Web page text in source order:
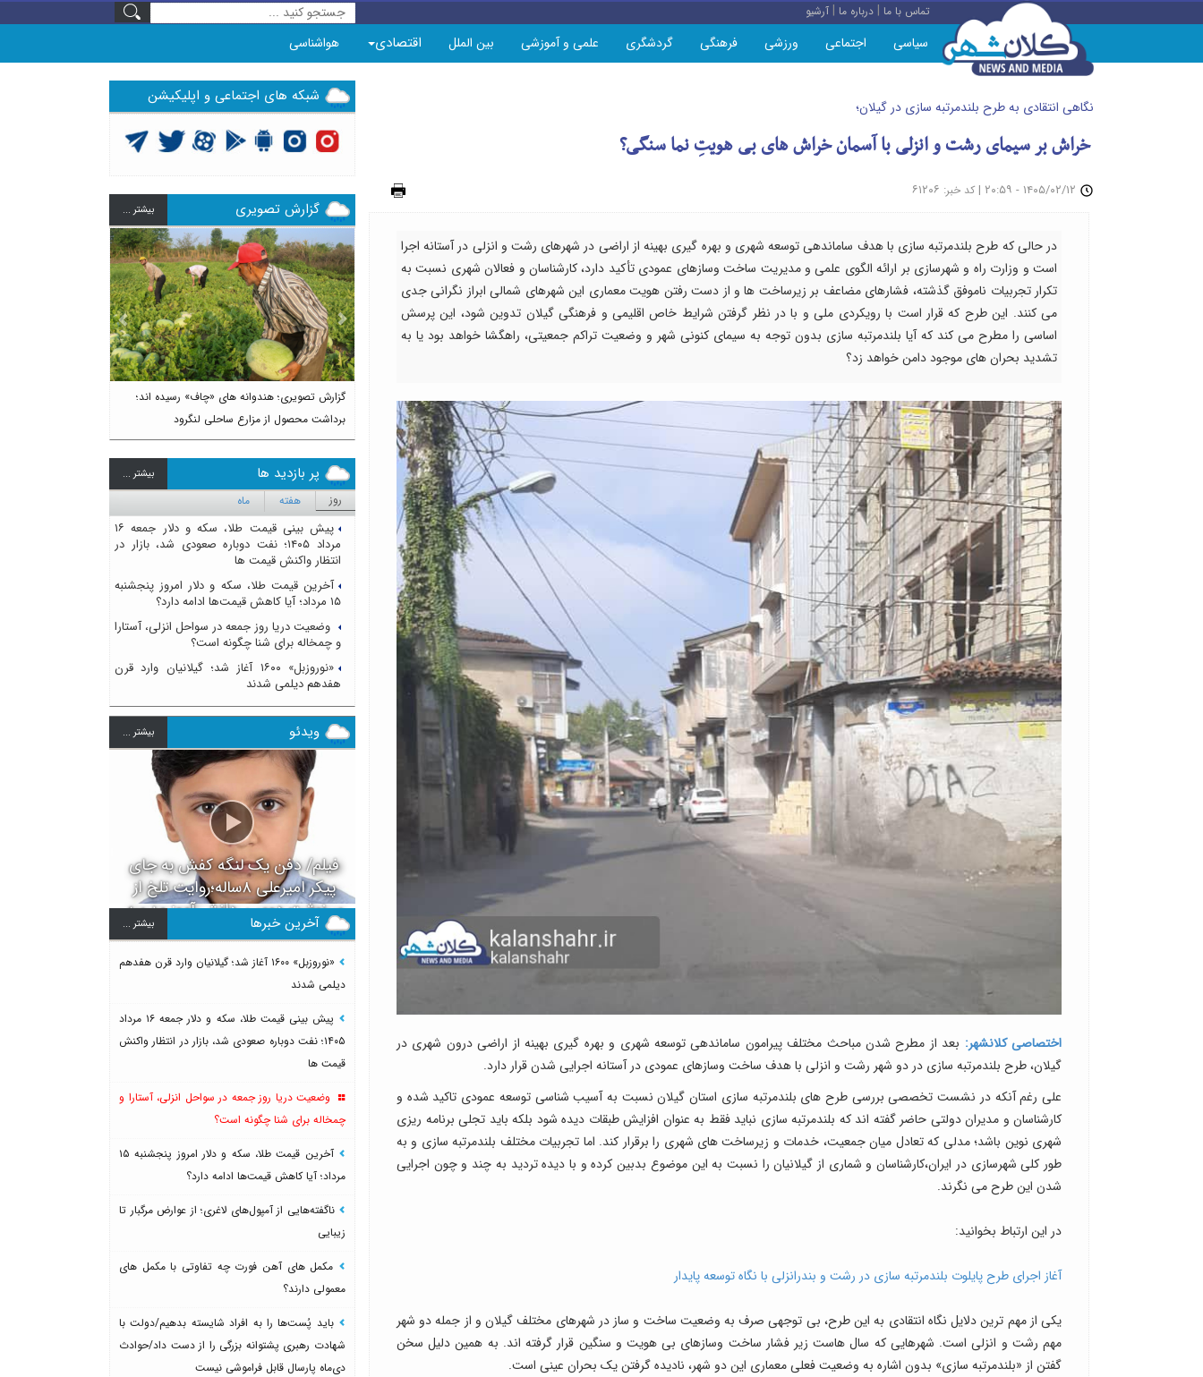
تماس با ما |درباره ما |آرشیو
سیاسی اجتماعی ورزشی فرهنگی گردشگری علمی و آموزشی بین الملل اقتصادی هواشناسی
نگاهی انتقادی به طرح بلندمرتبه سازی در گیلان؛
خراش بر سیمای رشت و انزلی با آسمان خراش های بی هویتِ نما سنگی؟
| کد خبر: ۶۱۲۰۶
در حالی که طرح بلندمرتبه سازی با هدف ساماندهی توسعه شهری و بهره گیری بهینه از اراضی در شهرهای رشت و انزلی در آستانه اجرا
است و وزارت راه و شهرسازی بر ارائه الگوی علمی و مدیریت ساخت وسازهای عمودی تأکید دارد، کارشناسان و فعالان شهری نسبت به
تکرار تجربیات ناموفق گذشته، فشارهای مضاعف بر زیرساخت ها و از دست رفتن هویت معماری این شهرهای شمالی ابراز نگرانی جدی
می کنند. این طرح که قرار است با رویکردی ملی و با در نظر گرفتن شرایط خاص اقلیمی و فرهنگی گیلان تدوین شود، این پرسش
اساسی را مطرح می کند که آیا بلندمرتبه سازی بدون توجه به سیمای کنونی شهر و وضعیت تراکم جمعیتی، راهگشا خواهد بود یا به
تشدید بحران های موجود دامن خواهد زد؟
اختصاصی کلانشهر: بعد از مطرح شدن مباحث مختلف پیرامون ساماندهی توسعه شهری و بهره گیری بهینه از اراضی درون شهری در
گیلان، طرح بلندمرتبه سازی در دو شهر رشت و انزلی با هدف ساخت وسازهای عمودی در آستانه اجرایی شدن قرار دارد.
علی رغم آنکه در نشست تخصصی بررسی طرح های بلندمرتبه سازی استان گیلان نسبت به آسیب شناسی توسعه عمودی تاکید شده و
کارشناسان و مدیران دولتی حاضر گفته اند که بلندمرتبه سازی نباید فقط به عنوان افزایش طبقات دیده شود بلکه باید تجلی برنامه ریزی
شهری نوین باشد؛ مدلی که تعادل میان جمعیت، خدمات و زیرساخت های شهری را برقرار کند. اما تجربیات مختلف بلندمرتبه سازی و به
طور کلی شهرسازی در ایران،کارشناسان و شماری از گیلانیان را نسبت به این موضوع بدبین کرده و با دیده تردید به چند و چون اجرایی
شدن این طرح می نگرند.
در این ارتباط بخوانید:
آغاز اجرای طرح پایلوت بلندمرتبه سازی در رشت و بندرانزلی با نگاه توسعه پایدار
یکی از مهم ترین دلایل نگاه انتقادی به این طرح، بی توجهی صرف به وضعیت ساخت و ساز در شهرهای مختلف گیلان و از جمله دو شهر
مهم رشت و انزلی است. شهرهایی که سال هاست زیر فشار ساخت وسازهای بی هویت و سنگین قرار گرفته اند. به همین دلیل سخن
گفتن از «بلندمرتبه سازی» بدون اشاره به وضعیت فعلی معماری این دو شهر، نادیده گرفتن یک بحران عینی است.
شبکه های اجتماعی و اپلیکیشن
گزارش تصویری بيشتر ...
گزارش تصویری؛ هندوانه های «چاف» رسیده اند؛
برداشت محصول از مزارع ساحلی لنگرود
Previous Next
پر بازدید ها بيشتر ...
روز هفته ماه
پیش بینی قیمت طلا، سکه و دلار جمعه ۱۶
مرداد ۱۴۰۵؛ نفت دوباره صعودی شد، بازار در
انتظار واکنش قیمت ها
آخرین قیمت طلا، سکه و دلار امروز پنجشنبه
۱۵ مرداد؛ آیا کاهش قیمت‌ها ادامه دارد؟
وضعیت دریا روز جمعه در سواحل انزلی، آستارا
و چمخاله برای شنا چگونه است؟
«نوروزبل» ۱۶۰۰ آغاز شد؛ گیلانیان وارد قرن
هفدهم دیلمی شدند
ویدئو بيشتر ...
فیلم/ دفن یک لنگه کفش به جای
پیکر امیرعلی ۸ساله؛روایت تلخ از
سرنوشت دومین دانش آموز مدرسه
میناب بعد از ماکان
آخرین خبرها بيشتر ...
«نوروزبل» ۱۶۰۰ آغاز شد؛ گیلانیان وارد قرن هفدهم
دیلمی شدند
پیش بینی قیمت طلا، سکه و دلار جمعه ۱۶ مرداد
۱۴۰۵؛ نفت دوباره صعودی شد، بازار در انتظار واکنش
قیمت ها
وضعیت دریا روز جمعه در سواحل انزلی، آستارا و
چمخاله برای شنا چگونه است؟
آخرین قیمت طلا، سکه و دلار امروز پنجشنبه ۱۵
مرداد؛ آیا کاهش قیمت‌ها ادامه دارد؟
ناگفته‌هایی از آمپول‌های لاغری؛ از عوارض مرگبار تا
زیبایی
مکمل های آهن فورت چه تفاوتی با مکمل های
معمولی دارند؟
باید پُست‌ها را به افراد شایسته بدهیم/دولت با
شهادت رهبری پشتوانه بزرگی را از دست داد/حوادث
دی‌ماه پارسال قابل فراموشی نیست